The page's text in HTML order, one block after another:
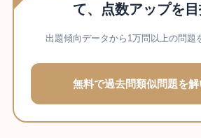
て、点数アップを目
出題傾向データから1万問以上の問題
無料で過去問類似問題を